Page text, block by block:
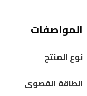
12
وتقنية
للماء
IPX4،
المواصفات
نوع المنتج
الطاقة القصوى